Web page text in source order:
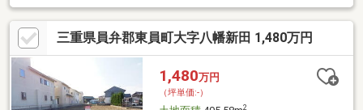
い、子育てにぴったりの優しい環境ですね！◎解体更地渡しなの
で余計な解体費用がかかりません♪スムーズにお家づくりの計画が
進められて嬉しいですね！◇周辺環境◇スーパー徒歩約6分♪・一
号舘東員店：徒歩約6分（約450ｍ）・ファミリーマート東員城山
店：徒歩約19分（約1500ｍ）・ココカラファイン東員店：徒歩約
23分（約1800ｍ）・東員笹尾郵便局：徒歩約12分（約900ｍ）
三重県員弁郡東員町大字八幡新田 1,480万円
1,480万円
（坪単価:-）
2